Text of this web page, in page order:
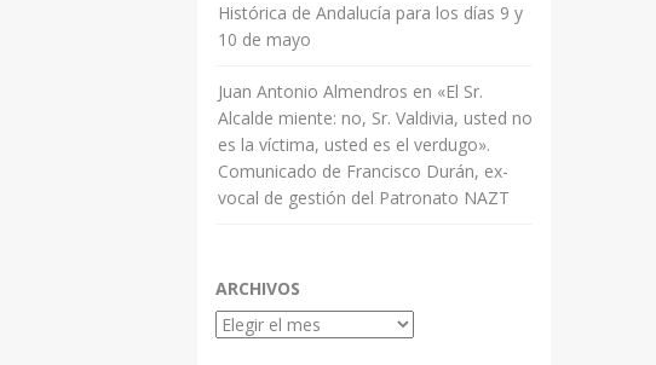
Histórica de Andalucía para los días 9 y
10 de mayo
Juan Antonio Almendros en «El Sr.
Alcalde miente: no, Sr. Valdivia, usted no
es la víctima, usted es el verdugo».
Comunicado de Francisco Durán, ex-
vocal de gestión del Patronato NAZT
ARCHIVOS
Archivos